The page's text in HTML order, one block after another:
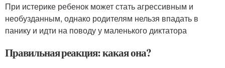
При истерике ребенок может стать агрессивным и
необузданным, однако родителям нельзя впадать в
панику и идти на поводу у маленького диктатора
Правильная реакция: какая она?